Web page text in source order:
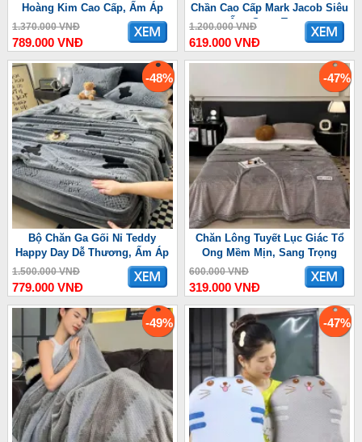
Hoàng Kim Cao Cấp, Ấm Áp
1.370.000 VNĐ
789.000 VNĐ
Chần Cao Cấp Mark Jacob Siêu
Ấm, Sang Trọng
1.200.000 VNĐ
619.000 VNĐ
-48%
Bộ Chăn Ga Gối Nỉ Teddy
Happy Day Dễ Thương, Ấm Áp
1.500.000 VNĐ
779.000 VNĐ
-47%
Chăn Lông Tuyết Lục Giác Tổ
Ong Mềm Mịn, Sang Trọng
600.000 VNĐ
319.000 VNĐ
-49% -47%